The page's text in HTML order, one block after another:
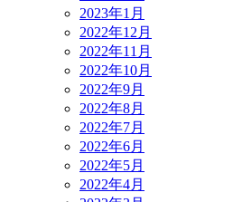
2023年1月
2022年12月
2022年11月
2022年10月
2022年9月
2022年8月
2022年7月
2022年6月
2022年5月
2022年4月